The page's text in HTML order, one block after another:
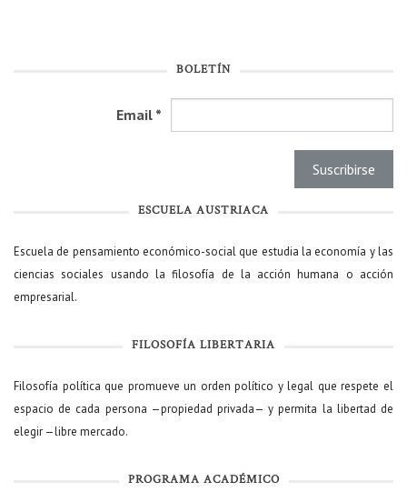
BOLETÍN
Email *
ESCUELA AUSTRIACA
Escuela de pensamiento económico-social que estudia la economía y las
ciencias sociales usando la filosofía de la acción humana o acción
empresarial.
FILOSOFÍA LIBERTARIA
Filosofía política que promueve un orden político y legal que respete el
espacio de cada persona —propiedad privada— y permita la libertad de
elegir —libre mercado.
PROGRAMA ACADÉMICO